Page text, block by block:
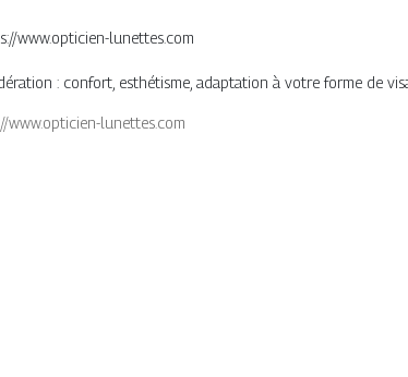
: confort, esthétisme, adaptation à votre forme de
www.opticien-lunettes.com